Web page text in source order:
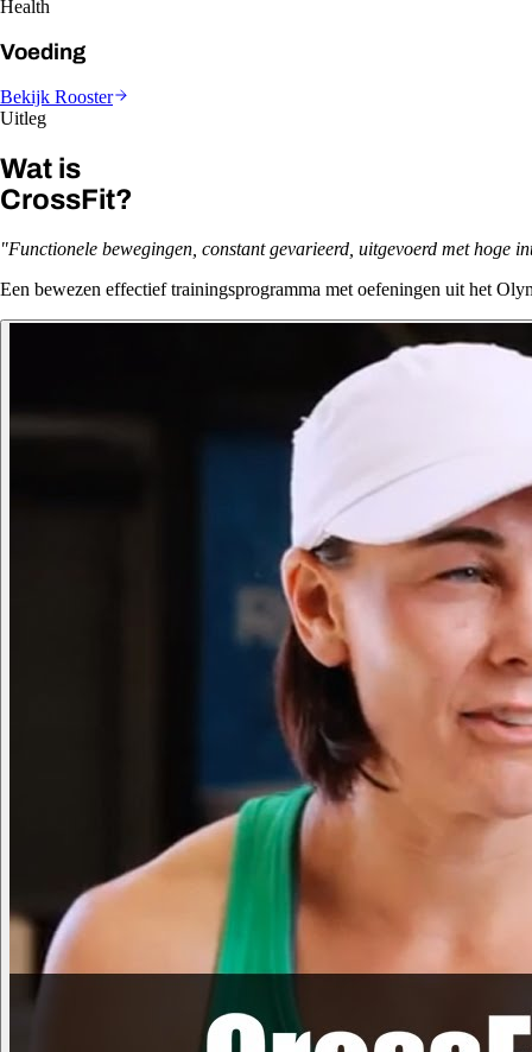
Health
Voeding
Bekijk Rooster
Uitleg
Wat is
CrossFit?
"Functionele bewegingen, constant gevarieerd, uitgevoerd met hoge
Een bewezen effectief trainingsprogramma met oefeningen uit het